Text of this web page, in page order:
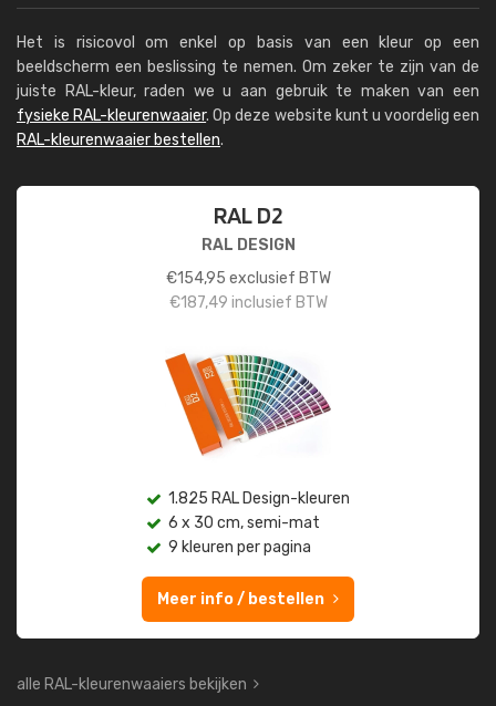
Het is risicovol om enkel op basis van een kleur op een
beeldscherm een beslissing te nemen. Om zeker te zijn van de
juiste RAL-kleur, raden we u aan gebruik te maken van een
fysieke RAL-kleurenwaaier. Op deze website kunt u voordelig een
RAL-kleurenwaaier bestellen.
RAL D2
RAL DESIGN
€154,95 exclusief BTW
€187,49 inclusief BTW
1.825 RAL Design-kleuren
6 x 30 cm, semi-mat
9 kleuren per pagina
Meer info / bestellen
alle RAL-kleurenwaaiers bekijken